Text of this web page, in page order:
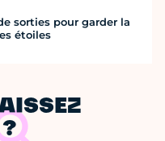
sorties pour garder la
étoiles